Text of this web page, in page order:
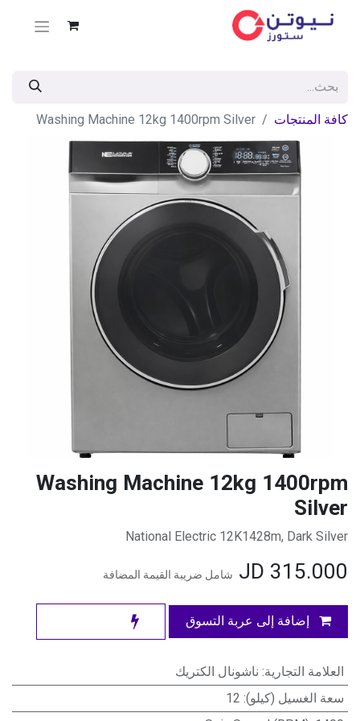
كافة المنتجات Washing Machine 12kg 1400rpm Silver
Washing Machine 12kg 1400rpm
Silver
National Electric 12K1428m, Dark Silver
315.000 شامل ضريبة القيمة المضافة
إضافة إلى عربة التسوق
العلامة التجارية: ناشونال الكتريك
سعة الغسيل (كيلو):
12